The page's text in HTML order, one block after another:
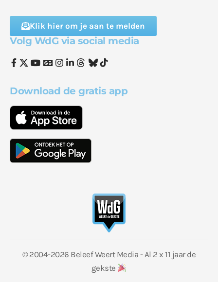
Klik hier om je aan te melden
Volg WdG via social media
Download de gratis app
© 2004-2026 Beleef Weert Media - Al 2 x 11 jaar de
gekste